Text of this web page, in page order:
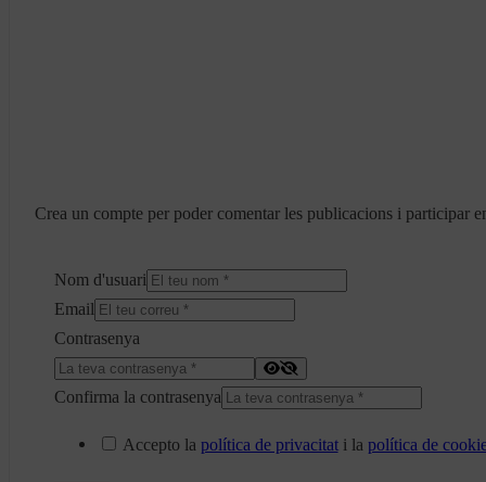
Crea un compte per poder comentar les publicacions i participar
Nom d'usuari
Email
Contrasenya
Confirma la contrasenya
Accepto la política de privacitati la política de